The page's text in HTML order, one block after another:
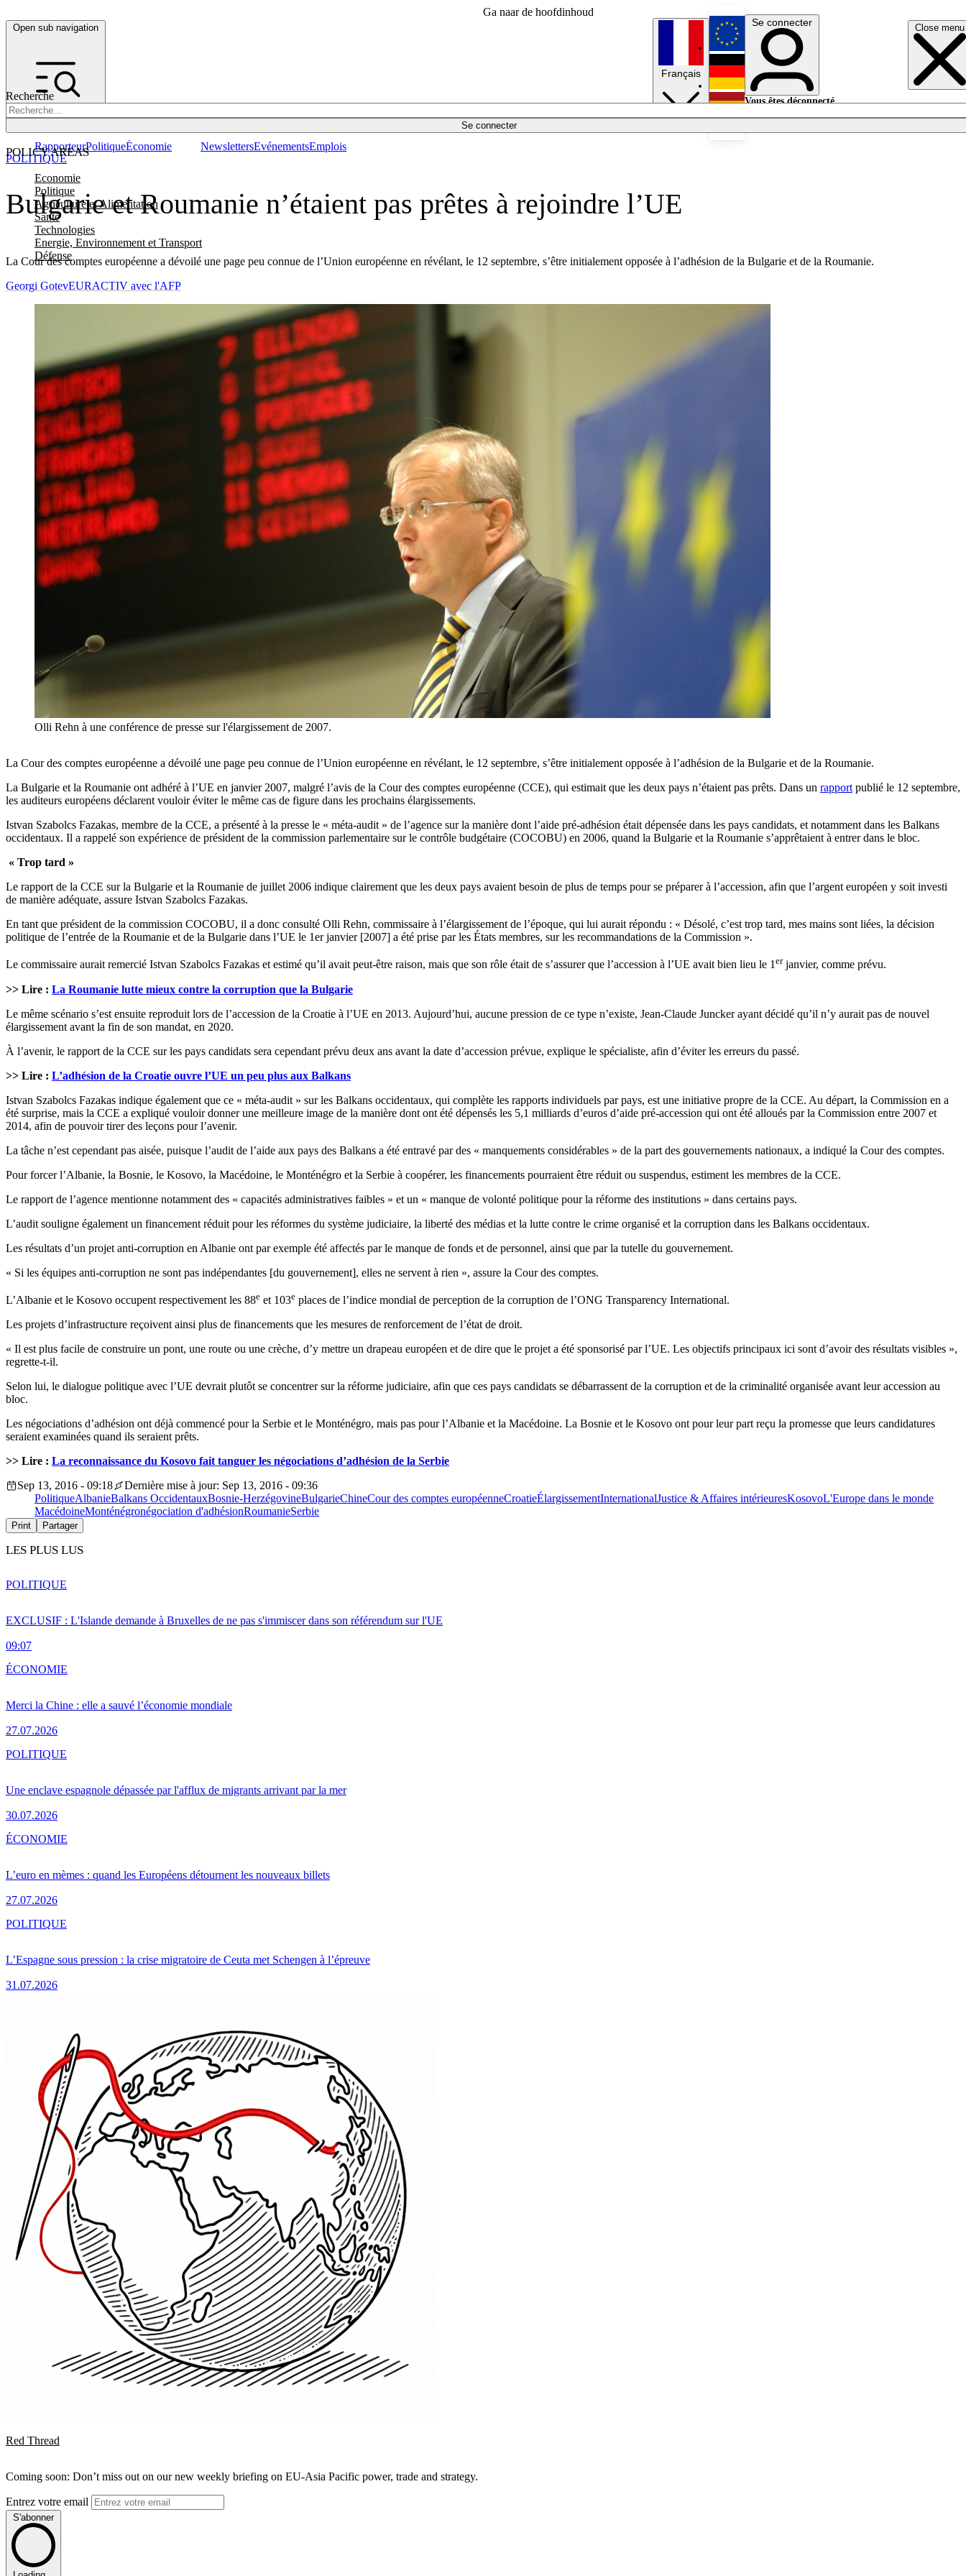
Ga naar de hoofdinhoud
Open sub navigation Close menu
Recherche
Se connecter
POLICY AREAS
Economie
Politique
Agriculture et Alimentation
Santé
Technologies
Energie, Environnement et Transport
Défense
RapporteurPolitiqueÉconomie NewslettersEvénementsEmplois
Français
English
Deutsch
Se connecter
Vous êtes déconnecté.
Bulgarie et Roumanie n’étaient pas prêtes à rejoindre l’UE
La Cour des comptes européenne a dévoilé une page peu connue de l’Union européenne en révélant, le 12 septembre, s’être initialement opposée à l’adhésion de la Bulgarie et de la Roumanie.
POLITIQUE
Georgi GotevEURACTIV avec l'AFP
Olli Rehn à une conférence de presse sur l'élargissement de 2007.
La Cour des comptes européenne a dévoilé une page peu connue de l’Union européenne en révélant, le 12 septembre, s’être initialement opposée à l’adhésion de la Bulgarie et de la Roumanie.
La Bulgarie et la Roumanie ont adhéré à l’UE en janvier 2007, malgré l’avis de la Cour des comptes européenne (CCE), qui estimait que les deux pays n’étaient pas prêts. Dans un rapport publié le 12 septembre,
les auditeurs européens déclarent vouloir éviter le même cas de figure dans les prochains élargissements.
Istvan Szabolcs Fazakas, membre de la CCE, a présenté à la presse le « méta-audit » de l’agence sur la manière dont l’aide pré-adhésion était dépensée dans les pays candidats, et notamment dans les Balkans
occidentaux. Il a rappelé son expérience de président de la commission parlementaire sur le contrôle budgétaire (COCOBU) en 2006, quand la Bulgarie et la Roumanie s’apprêtaient à entrer dans le bloc.
« Trop tard »
Le rapport de la CCE sur la Bulgarie et la Roumanie de juillet 2006 indique clairement que les deux pays avaient besoin de plus de temps pour se préparer à l’accession, afin que l’argent européen y soit investi
de manière adéquate, assure Istvan Szabolcs Fazakas.
En tant que président de la commission COCOBU, il a donc consulté Olli Rehn, commissaire à l’élargissement de l’époque, qui lui aurait répondu : « Désolé, c’est trop tard, mes mains sont liées, la décision
politique de l’entrée de la Roumanie et de la Bulgarie dans l’UE le 1er janvier [2007] a été prise par les États membres, sur les recommandations de la Commission ».
Le commissaire aurait remercié Istvan Szabolcs Fazakas et estimé qu’il avait peut-être raison, mais que son rôle était de s’assurer que l’accession à l’UE avait bien lieu le 1erjanvier, comme prévu.
>> Lire : La Roumanie lutte mieux contre la corruption que la Bulgarie
Le même scénario s’est ensuite reproduit lors de l’accession de la Croatie à l’UE en 2013. Aujourd’hui, aucune pression de ce type n’existe, Jean-Claude Juncker ayant décidé qu’il n’y aurait pas de nouvel
élargissement avant la fin de son mandat, en 2020.
À l’avenir, le rapport de la CCE sur les pays candidats sera cependant prévu deux ans avant la date d’accession prévue, explique le spécialiste, afin d’éviter les erreurs du passé.
>> Lire : L’adhésion de la Croatie ouvre l’UE un peu plus aux Balkans
Istvan Szabolcs Fazakas indique également que ce « méta-audit » sur les Balkans occidentaux, qui complète les rapports individuels par pays, est une initiative propre de la CCE. Au départ, la Commission en a
été surprise, mais la CCE a expliqué vouloir donner une meilleure image de la manière dont ont été dépensés les 5,1 milliards d’euros d’aide pré-accession qui ont été alloués par la Commission entre 2007 et
2014, afin de pouvoir tirer des leçons pour l’avenir.
La tâche n’est cependant pas aisée, puisque l’audit de l’aide aux pays des Balkans a été entravé par des « manquements considérables » de la part des gouvernements nationaux, a indiqué la Cour des comptes.
Pour forcer l’Albanie, la Bosnie, le Kosovo, la Macédoine, le Monténégro et la Serbie à coopérer, les financements pourraient être réduit ou suspendus, estiment les membres de la CCE.
Le rapport de l’agence mentionne notamment des « capacités administratives faibles » et un « manque de volonté politique pour la réforme des institutions » dans certains pays.
L’audit souligne également un financement réduit pour les réformes du système judiciaire, la liberté des médias et la lutte contre le crime organisé et la corruption dans les Balkans occidentaux.
Les résultats d’un projet anti-corruption en Albanie ont par exemple été affectés par le manque de fonds et de personnel, ainsi que par la tutelle du gouvernement.
« Si les équipes anti-corruption ne sont pas indépendantes [du gouvernement], elles ne servent à rien », assure la Cour des comptes.
L’Albanie et le Kosovo occupent respectivement les 88e et 103e places de l’indice mondial de perception de la corruption de l’ONG Transparency International.
Les projets d’infrastructure reçoivent ainsi plus de financements que les mesures de renforcement de l’état de droit.
« Il est plus facile de construire un pont, une route ou une crèche, d’y mettre un drapeau européen et de dire que le projet a été sponsorisé par l’UE. Les objectifs principaux ici sont d’avoir des résultats visibles »,
regrette-t-il.
Selon lui, le dialogue politique avec l’UE devrait plutôt se concentrer sur la réforme judiciaire, afin que ces pays candidats se débarrassent de la corruption et de la criminalité organisée avant leur accession au
bloc.
Les négociations d’adhésion ont déjà commencé pour la Serbie et le Monténégro, mais pas pour l’Albanie et la Macédoine. La Bosnie et le Kosovo ont pour leur part reçu la promesse que leurs candidatures
seraient examinées quand ils seraient prêts.
>> Lire : La reconnaissance du Kosovo fait tanguer les négociations d’adhésion de la Serbie
Sep 13, 2016 - 09:18
Dernière mise à jour: Sep 13, 2016 - 09:36
PolitiqueAlbanieBalkans OccidentauxBosnie-HerzégovineBulgarieChineCour des comptes européenneCroatieÉlargissementInternationalJustice & Affaires intérieuresKosovoL'Europe dans le monde
MacédoineMonténégronégociation d'adhésionRoumanieSerbie
Print Partager
LES PLUS LUS
EXCLUSIF : L'Islande demande à Bruxelles de ne pas s'immiscer dans son référendum sur l'UE
09:07
POLITIQUE
Merci la Chine : elle a sauvé l’économie mondiale
27.07.2026
ÉCONOMIE
Une enclave espagnole dépassée par l'afflux de migrants arrivant par la mer
30.07.2026
POLITIQUE
L’euro en mèmes : quand les Européens détournent les nouveaux billets
27.07.2026
ÉCONOMIE
L’Espagne sous pression : la crise migratoire de Ceuta met Schengen à l’épreuve
31.07.2026
POLITIQUE
Red Thread
Coming soon: Don’t miss out on our new weekly briefing on EU-Asia Pacific power, trade and strategy.
Entrez votre email
S'abonner